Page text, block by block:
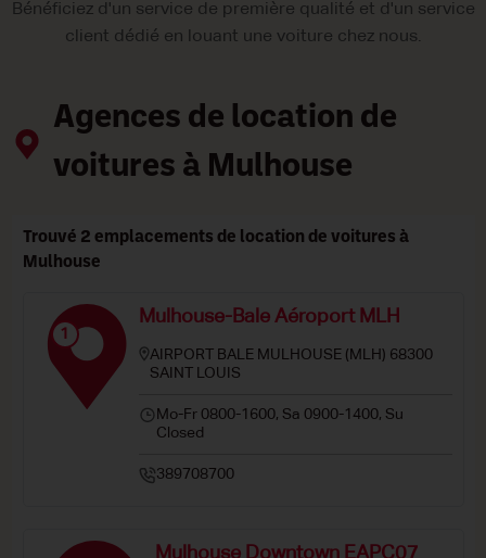
Bénéficiez d'un service de première qualité et d'un service
client dédié en louant une voiture chez nous.
Agences de location de
voitures à Mulhouse
Trouvé 2 emplacements de location de voitures à
Mulhouse
1
Mulhouse-Bale Aéroport MLH
AIRPORT BALE MULHOUSE (MLH) 68300
SAINT LOUIS
Mo-Fr 0800-1600, Sa 0900-1400, Su
Closed
389708700
Mulhouse Downtown EAPC07